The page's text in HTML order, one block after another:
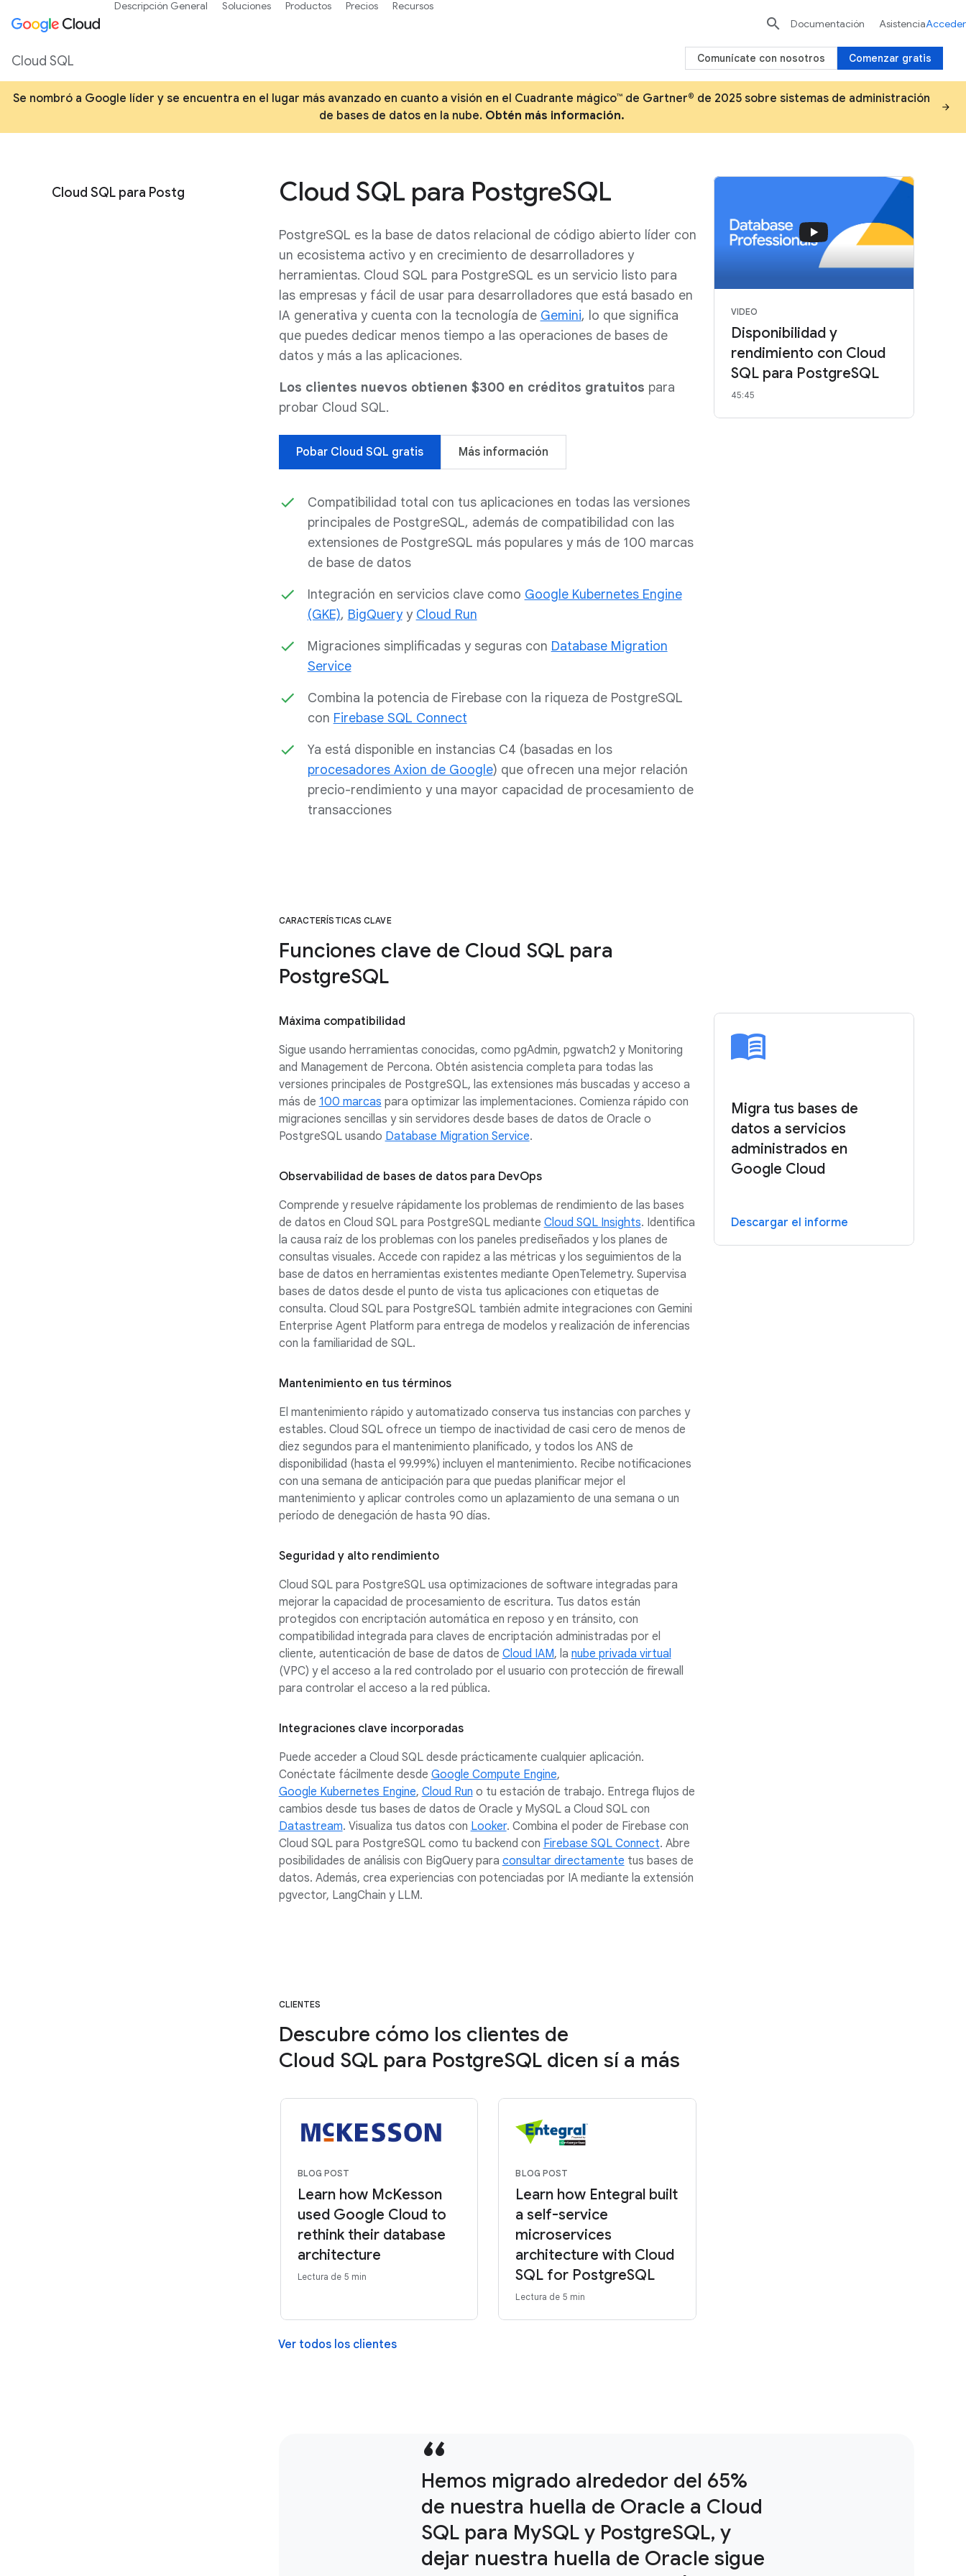
Se nombró a Google líder y se encuentra en el lugar más avanzado en cuanto a visión en el Cuadrante mágico™ de Gartner® de 2025 sobre sistemas de administración
de bases de datos en la nube. Obtén más información.
Cloud SQL para PostgreSQL Cloud SQL para PostgreSQL
PostgreSQL es la base de datos relacional de código abierto líder con
un ecosistema activo y en crecimiento de desarrolladores y
herramientas. Cloud SQL para PostgreSQL es un servicio listo para
las empresas y fácil de usar para desarrolladores que está basado en
IA generativa y cuenta con la tecnología de Gemini, lo que significa
que puedes dedicar menos tiempo a las operaciones de bases de
datos y más a las aplicaciones.
Los clientes nuevos obtienen $300 en créditos gratuitos para
probar Cloud SQL.
Pobar Cloud SQL gratis Más información
Compatibilidad total con tus aplicaciones en todas las versiones
principales de PostgreSQL, además de compatibilidad con las
extensiones de PostgreSQL más populares y más de 100 marcas
de base de datos
Integración en servicios clave como Google Kubernetes Engine
(GKE), BigQueryy Cloud Run
Migraciones simplificadas y seguras con Database Migration
Service
Combina la potencia de Firebase con la riqueza de PostgreSQL
con Firebase SQL Connect
Ya está disponible en instancias C4 (basadas en los
procesadores Axion de Google) que ofrecen una mejor relación
precio-rendimiento y una mayor capacidad de procesamiento de
transacciones
VIDEO
Disponibilidad y
rendimiento con Cloud
SQL para PostgreSQL
45:45
CARACTERÍSTICAS CLAVE
Funciones clave de Cloud SQL para
PostgreSQL
Máxima compatibilidad
Sigue usando herramientas conocidas, como pgAdmin, pgwatch2 y Monitoring
and Management de Percona. Obtén asistencia completa para todas las
versiones principales de PostgreSQL, las extensiones más buscadas y acceso a
más de 100 marcas para optimizar las implementaciones. Comienza rápido con
migraciones sencillas y sin servidores desde bases de datos de Oracle o
PostgreSQL usando Database Migration Service.
Observabilidad de bases de datos para DevOps
Comprende y resuelve rápidamente los problemas de rendimiento de las bases
de datos en Cloud SQL para PostgreSQL mediante Cloud SQL Insights. Identifica
la causa raíz de los problemas con los paneles prediseñados y los planes de
consultas visuales. Accede con rapidez a las métricas y los seguimientos de la
base de datos en herramientas existentes mediante OpenTelemetry. Supervisa
bases de datos desde el punto de vista tus aplicaciones con etiquetas de
consulta. Cloud SQL para PostgreSQL también admite integraciones con Gemini
Enterprise Agent Platform para entrega de modelos y realización de inferencias
con la familiaridad de SQL.
Mantenimiento en tus términos
El mantenimiento rápido y automatizado conserva tus instancias con parches y
estables. Cloud SQL ofrece un tiempo de inactividad de casi cero de menos de
diez segundos para el mantenimiento planificado, y todos los ANS de
disponibilidad (hasta el 99.99%) incluyen el mantenimiento. Recibe notificaciones
con una semana de anticipación para que puedas planificar mejor el
mantenimiento y aplicar controles como un aplazamiento de una semana o un
período de denegación de hasta 90 días.
Seguridad y alto rendimiento
Cloud SQL para PostgreSQL usa optimizaciones de software integradas para
mejorar la capacidad de procesamiento de escritura. Tus datos están
protegidos con encriptación automática en reposo y en tránsito, con
compatibilidad integrada para claves de encriptación administradas por el
cliente, autenticación de base de datos de Cloud IAM, la nube privada virtual
(VPC) y el acceso a la red controlado por el usuario con protección de firewall
para controlar el acceso a la red pública.
Integraciones clave incorporadas
Puede acceder a Cloud SQL desde prácticamente cualquier aplicación.
Conéctate fácilmente desde Google Compute Engine,
Google Kubernetes Engine, Cloud Run o tu estación de trabajo. Entrega flujos de
cambios desde tus bases de datos de Oracle y MySQL a Cloud SQL con
Datastream. Visualiza tus datos con Looker. Combina el poder de Firebase con
Cloud SQL para PostgreSQL como tu backend con Firebase SQL Connect. Abre
posibilidades de análisis con BigQuery para consultar directamente tus bases de
datos. Además, crea experiencias con potenciadas por IA mediante la extensión
pgvector, LangChain y LLM.
Migra tus bases de
datos a servicios
administrados en
Google Cloud
Descargar el informe
CLIENTES
Descubre cómo los clientes de
Cloud SQL para PostgreSQL dicen sí a más
BLOG POST
Learn how McKesson
used Google Cloud to
rethink their database
architecture
Lectura de 5 min
BLOG POST
Learn how Entegral built
a self-service
microservices
architecture with Cloud
SQL for PostgreSQL
Lectura de 5 min
Ver todos los clientes
Hemos migrado alrededor del 65%
de nuestra huella de Oracle a Cloud
SQL para MySQL y PostgreSQL, y
dejar nuestra huella de Oracle sigue
Descripción General Soluciones Productos Precios Recursos
 Documentación AsistenciaAcceder
Cloud SQL Comenzar gratis
Comunícate con nosotros